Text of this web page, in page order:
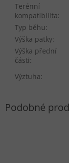
Terénní
kompatibilita:
Typ běhu:
Výška patky:
Výška přední
části:
Výztuha: